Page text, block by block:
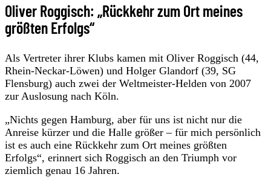
Oliver Roggisch: „Rückkehr zum Ort meines
größten Erfolgs“
Als Vertreter ihrer Klubs kamen mit Oliver Roggisch (44,
Rhein-Neckar-Löwen) und Holger Glandorf (39, SG
Flensburg) auch zwei der Weltmeister-Helden von 2007
zur Auslosung nach Köln.
„Nichts gegen Hamburg, aber für uns ist nicht nur die
Anreise kürzer und die Halle größer – für mich persönlich
ist es auch eine Rückkehr zum Ort meines größten
Erfolgs“, erinnert sich Roggisch an den Triumph vor
ziemlich genau 16 Jahren.